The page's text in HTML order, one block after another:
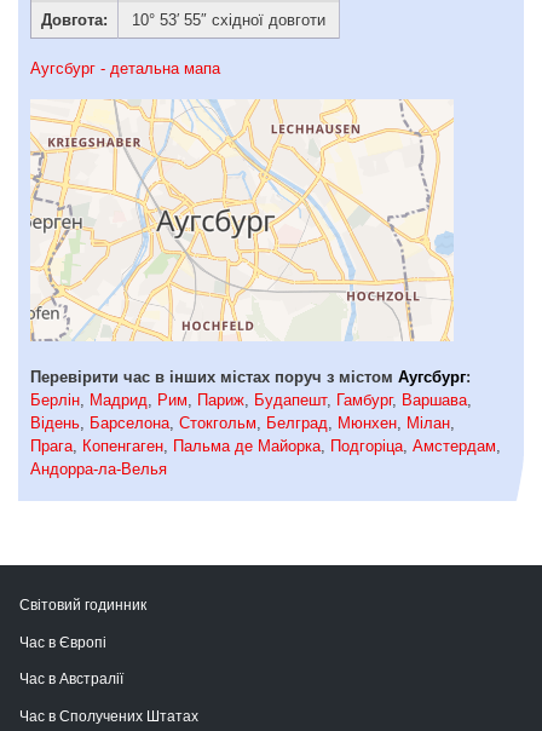
Довгота:
10° 53′ 55″ східної довготи
Аугсбург - детальна мапа
Перевірити час в інших містах поруч з містом Аугсбург:
Берлін
Мадрид Рим Париж Будапешт, Гамбург, Варшава
Відень
Барселона Стокгольм Белград Мюнхен Мілан
Прага
Копенгаген Пальма де Майорка Подгоріца Амстердам
Андорра-ла-Велья
Світовий годинник
Час в Європі
Час в Австралії
Час в Сполучених Штатах